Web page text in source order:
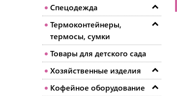
Спецодежда
Термоконтейнеры,
термосы, сумки
Товары для детского сада
Хозяйственные изделия
Кофейное оборудование